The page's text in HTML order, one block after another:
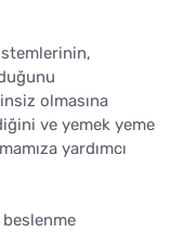
olmasına
ve yemek yeme
yardımcı